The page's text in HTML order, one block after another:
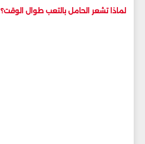
لماذا تشعر الحامل بالتعب طوال الوقت؟